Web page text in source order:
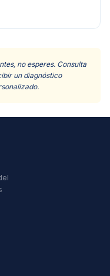
no esperes. Consulta
un diagnóstico